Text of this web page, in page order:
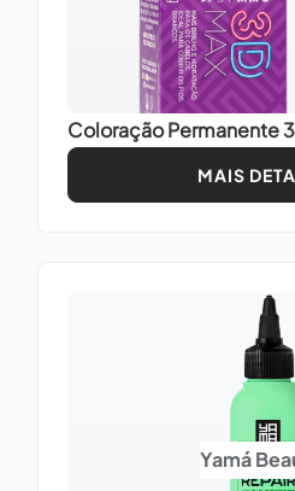
Coloração Permanente
MAIS
Yamá